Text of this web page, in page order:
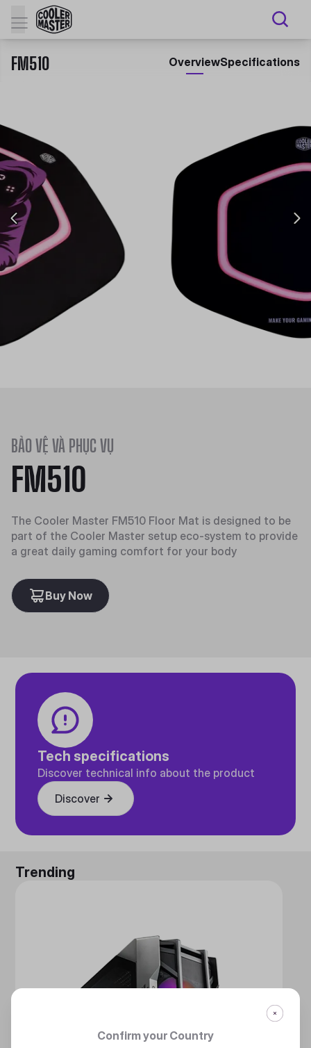
FM510 OverviewSpecifications
BẢO VỆ VÀ PHỤC VỤ
FM510
The Cooler Master FM510 Floor Mat is designed to be
part of the Cooler Master setup eco-system to provide
a great daily gaming comfort for your body
Buy Now
Tech specifications
Discover technical info about the product
Discover
Trending
Confirm your Country